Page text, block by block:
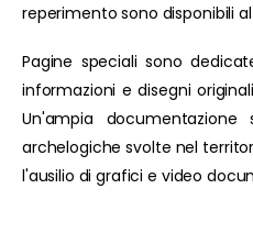
reperimento sono disponibili
Pagine speciali sono
informazioni e disegni
Un'ampia
archelogiche svolte nel
l'ausilio di grafici e video